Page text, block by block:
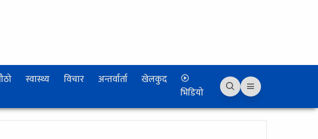
स्वास्थ्य विचार अन्तर्वार्ता
खेलकुद
भिडियो